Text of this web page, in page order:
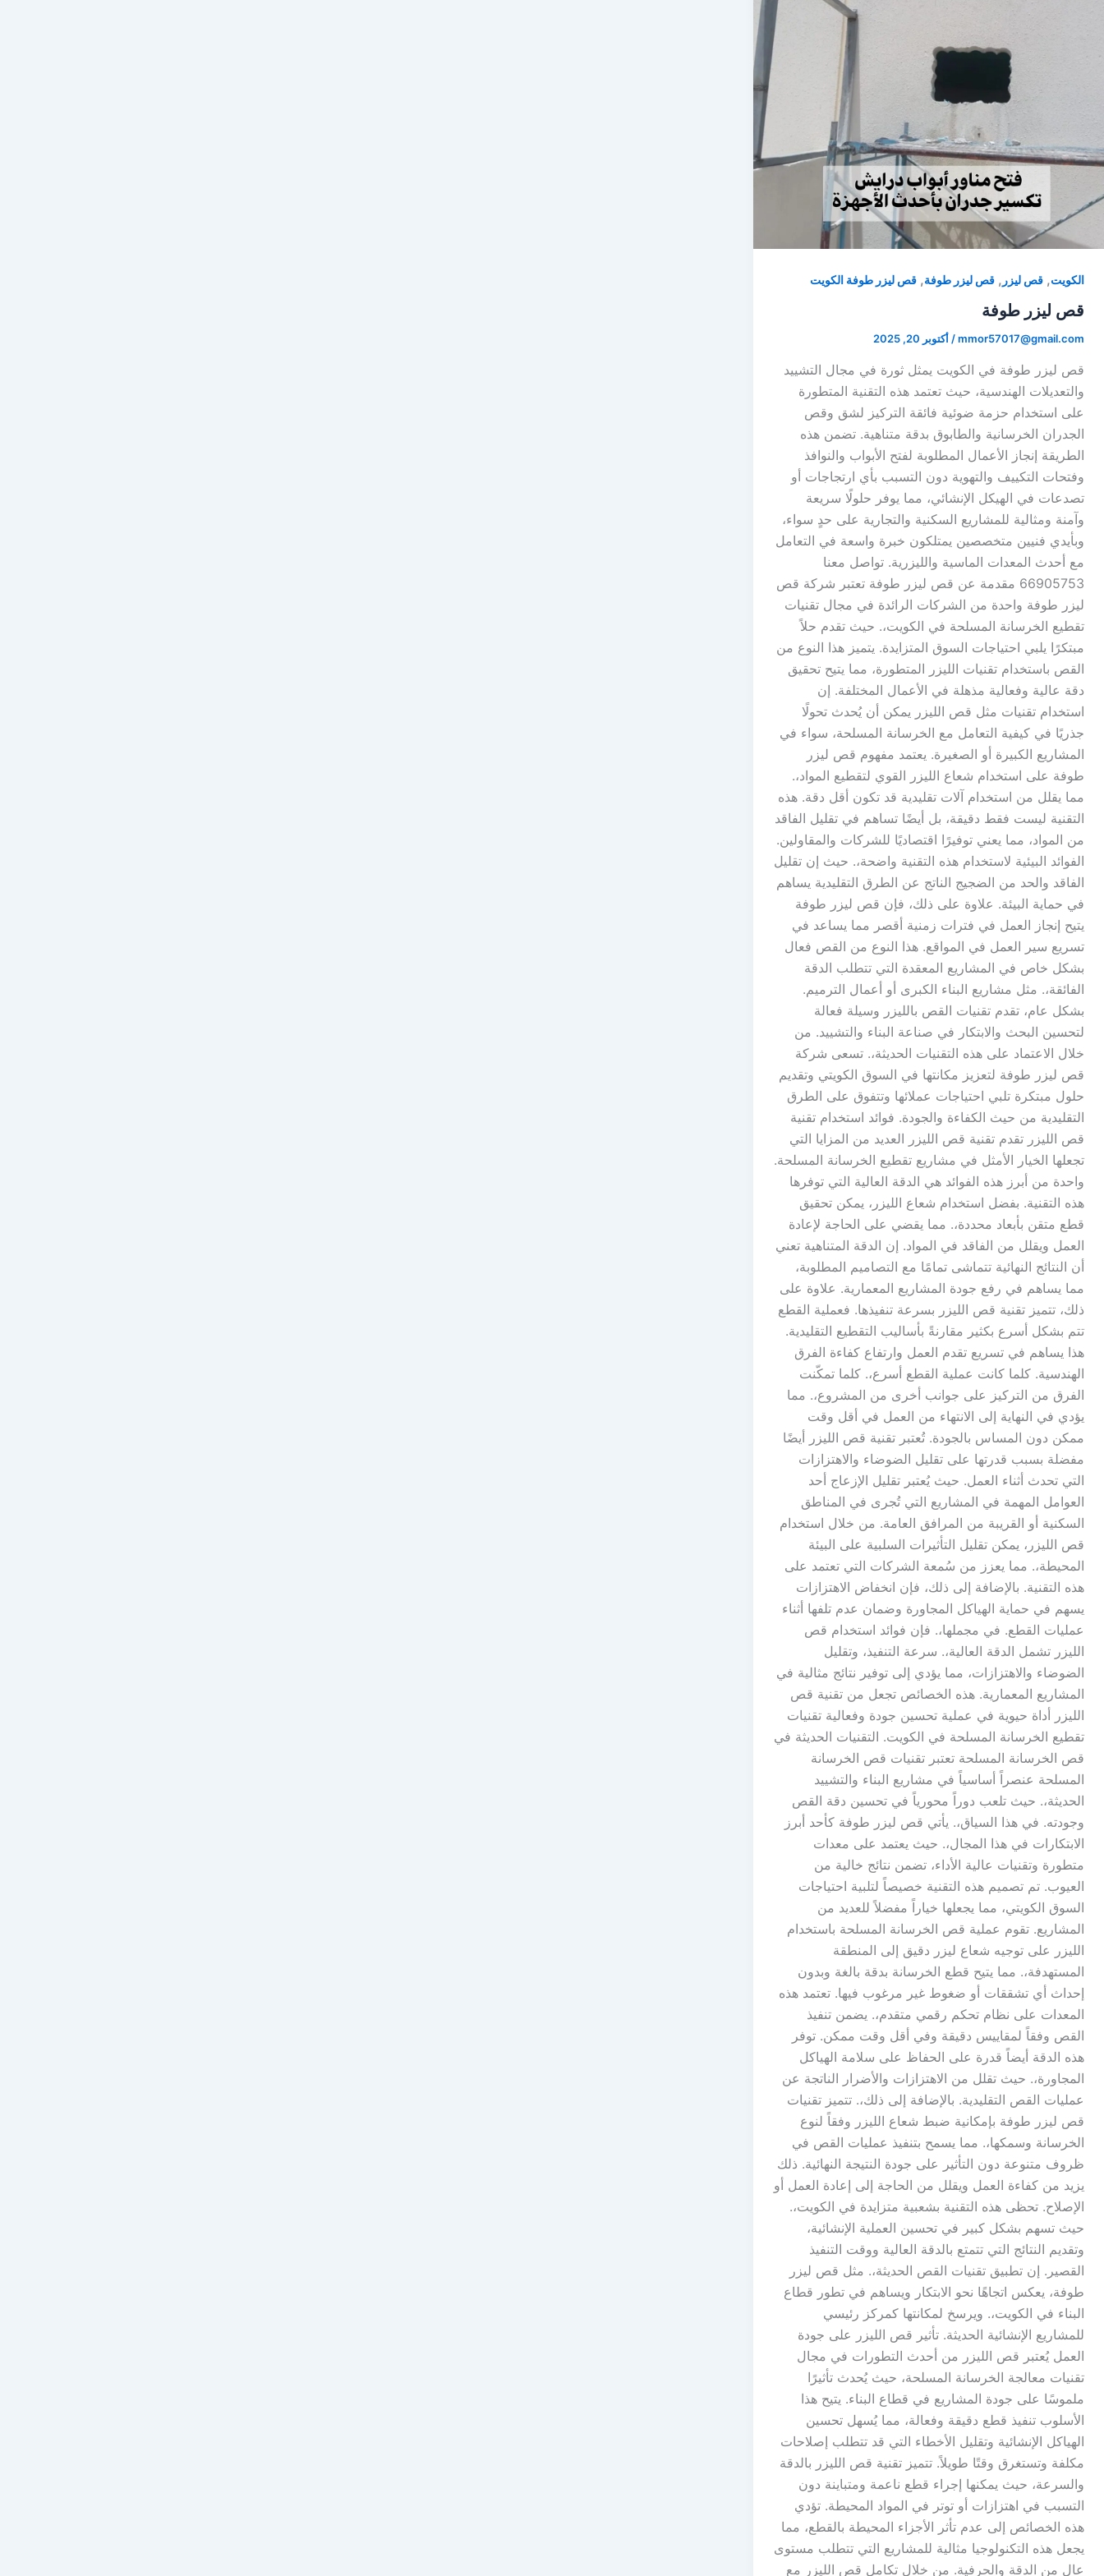
الكويت, قص ليزر , قص ليزر طوفة, قص ليزر طوفة الكويت
قص ليزر طوفة
mmor57017@gmail.com
/أكتوبر 20, 2025
قص ليزر طوفة في الكويت يمثل ثورة في مجال التشييد
والتعديلات الهندسية، حيث تعتمد هذه التقنية المتطورة
على استخدام حزمة ضوئية فائقة التركيز لشق وقص
الجدران الخرسانية والطابوق بدقة متناهية. تضمن هذه
الطريقة إنجاز الأعمال المطلوبة لفتح الأبواب والنوافذ
وفتحات التكييف والتهوية دون التسبب بأي ارتجاجات أو
تصدعات في الهيكل الإنشائي، مما يوفر حلولًا سريعة
وآمنة ومثالية للمشاريع السكنية والتجارية على حدٍ سواء،
وبأيدي فنيين متخصصين يمتلكون خبرة واسعة في التعامل
مع أحدث المعدات الماسية والليزرية. تواصل معنا
66905753 مقدمة عن قص ليزر طوفة تعتبر شركة قص
ليزر طوفة واحدة من الشركات الرائدة في مجال تقنيات
تقطيع الخرسانة المسلحة في الكويت،. حيث تقدم حلاً
مبتكرًا يلبي احتياجات السوق المتزايدة. يتميز هذا النوع من
القص باستخدام تقنيات الليزر المتطورة، مما يتيح تحقيق
دقة عالية وفعالية مذهلة في الأعمال المختلفة. إن
استخدام تقنيات مثل قص الليزر يمكن أن يُحدث تحولًا
جذريًا في كيفية التعامل مع الخرسانة المسلحة، سواء في
المشاريع الكبيرة أو الصغيرة. يعتمد مفهوم قص ليزر
طوفة على استخدام شعاع الليزر القوي لتقطيع المواد،.
مما يقلل من استخدام آلات تقليدية قد تكون أقل دقة. هذه
التقنية ليست فقط دقيقة، بل أيضًا تساهم في تقليل الفاقد
من المواد، مما يعني توفيرًا اقتصاديًا للشركات والمقاولين.
الفوائد البيئية لاستخدام هذه التقنية واضحة،. حيث إن تقليل
الفاقد والحد من الضجيج الناتج عن الطرق التقليدية يساهم
في حماية البيئة. علاوة على ذلك، فإن قص ليزر طوفة
يتيح إنجاز العمل في فترات زمنية أقصر مما يساعد في
تسريع سير العمل في المواقع. هذا النوع من القص فعال
بشكل خاص في المشاريع المعقدة التي تتطلب الدقة
الفائقة،. مثل مشاريع البناء الكبرى أو أعمال الترميم.
بشكل عام، تقدم تقنيات القص بالليزر وسيلة فعالة
لتحسين البحث والابتكار في صناعة البناء والتشييد. من
خلال الاعتماد على هذه التقنيات الحديثة،. تسعى شركة
قص ليزر طوفة لتعزيز مكانتها في السوق الكويتي وتقديم
حلول مبتكرة تلبي احتياجات عملائها وتتفوق على الطرق
التقليدية من حيث الكفاءة والجودة. فوائد استخدام تقنية
قص الليزر تقدم تقنية قص الليزر العديد من المزايا التي
تجعلها الخيار الأمثل في مشاريع تقطيع الخرسانة المسلحة.
واحدة من أبرز هذه الفوائد هي الدقة العالية التي توفرها
هذه التقنية. بفضل استخدام شعاع الليزر، يمكن تحقيق
قطع متقن بأبعاد محددة،. مما يقضي على الحاجة لإعادة
العمل ويقلل من الفاقد في المواد. إن الدقة المتناهية تعني
أن النتائج النهائية تتماشى تمامًا مع التصاميم المطلوبة،
مما يساهم في رفع جودة المشاريع المعمارية. علاوة على
ذلك، تتميز تقنية قص الليزر بسرعة تنفيذها. فعملية القطع
تتم بشكل أسرع بكثير مقارنةً بأساليب التقطيع التقليدية.
هذا يساهم في تسريع تقدم العمل وارتفاع كفاءة الفرق
الهندسية. كلما كانت عملية القطع أسرع،. كلما تمكّنت
الفرق من التركيز على جوانب أخرى من المشروع،. مما
يؤدي في النهاية إلى الانتهاء من العمل في أقل وقت
ممكن دون المساس بالجودة. تُعتبر تقنية قص الليزر أيضًا
مفضلة بسبب قدرتها على تقليل الضوضاء والاهتزازات
التي تحدث أثناء العمل. حيث يُعتبر تقليل الإزعاج أحد
العوامل المهمة في المشاريع التي تُجرى في المناطق
السكنية أو القريبة من المرافق العامة. من خلال استخدام
قص الليزر، يمكن تقليل التأثيرات السلبية على البيئة
المحيطة،. مما يعزز من سُمعة الشركات التي تعتمد على
هذه التقنية. بالإضافة إلى ذلك، فإن انخفاض الاهتزازات
يسهم في حماية الهياكل المجاورة وضمان عدم تلفها أثناء
عمليات القطع. في مجملها،. فإن فوائد استخدام قص
الليزر تشمل الدقة العالية،. سرعة التنفيذ، وتقليل
الضوضاء والاهتزازات، مما يؤدي إلى توفير نتائج مثالية في
المشاريع المعمارية. هذه الخصائص تجعل من تقنية قص
الليزر أداة حيوية في عملية تحسين جودة وفعالية تقنيات
تقطيع الخرسانة المسلحة في الكويت. التقنيات الحديثة في
قص الخرسانة المسلحة تعتبر تقنيات قص الخرسانة
المسلحة عنصراً أساسياً في مشاريع البناء والتشييد
الحديثة،. حيث تلعب دوراً محورياً في تحسين دقة القص
وجودته. في هذا السياق،. يأتي قص ليزر طوفة كأحد أبرز
الابتكارات في هذا المجال،. حيث يعتمد على معدات
متطورة وتقنيات عالية الأداء، تضمن نتائج خالية من
العيوب. تم تصميم هذه التقنية خصيصاً لتلبية احتياجات
السوق الكويتي، مما يجعلها خياراً مفضلاً للعديد من
المشاريع. تقوم عملية قص الخرسانة المسلحة باستخدام
الليزر على توجيه شعاع ليزر دقيق إلى المنطقة
المستهدفة،. مما يتيح قطع الخرسانة بدقة بالغة وبدون
إحداث أي تشققات أو ضغوط غير مرغوب فيها. تعتمد هذه
المعدات على نظام تحكم رقمي متقدم،. يضمن تنفيذ
القص وفقاً لمقاييس دقيقة وفي أقل وقت ممكن. توفر
هذه الدقة أيضاً قدرة على الحفاظ على سلامة الهياكل
المجاورة،. حيث تقلل من الاهتزازات والأضرار الناتجة عن
عمليات القص التقليدية. بالإضافة إلى ذلك،. تتميز تقنيات
قص ليزر طوفة بإمكانية ضبط شعاع الليزر وفقاً لنوع
الخرسانة وسمكها،. مما يسمح بتنفيذ عمليات القص في
ظروف متنوعة دون التأثير على جودة النتيجة النهائية. ذلك
يزيد من كفاءة العمل ويقلل من الحاجة إلى إعادة العمل أو
الإصلاح. تحظى هذه التقنية بشعبية متزايدة في الكويت،.
حيث تسهم بشكل كبير في تحسين العملية الإنشائية،
وتقديم النتائج التي تتمتع بالدقة العالية ووقت التنفيذ
القصير. إن تطبيق تقنيات القص الحديثة،. مثل قص ليزر
طوفة، يعكس اتجاهًا نحو الابتكار ويساهم في تطور قطاع
البناء في الكويت،. ويرسخ لمكانتها كمركز رئيسي
للمشاريع الإنشائية الحديثة. تأثير قص الليزر على جودة
العمل يُعتبر قص الليزر من أحدث التطورات في مجال
تقنيات معالجة الخرسانة المسلحة، حيث يُحدث تأثيرًا
ملموسًا على جودة المشاريع في قطاع البناء. يتيح هذا
الأسلوب تنفيذ قطع دقيقة وفعالة، مما يُسهل تحسين
الهياكل الإنشائية وتقليل الأخطاء التي قد تتطلب إصلاحات
مكلفة وتستغرق وقتًا طويلاً. تتميز تقنية قص الليزر بالدقة
والسرعة، حيث يمكنها إجراء قطع ناعمة ومتباينة دون
التسبب في اهتزازات أو توتر في المواد المحيطة. تؤدي
هذه الخصائص إلى عدم تأثر الأجزاء المحيطة بالقطع، مما
يجعل هذه التكنولوجيا مثالية للمشاريع التي تتطلب مستوى
عالٍ من الدقة والحرفية. من خلال تكامل قص الليزر مع